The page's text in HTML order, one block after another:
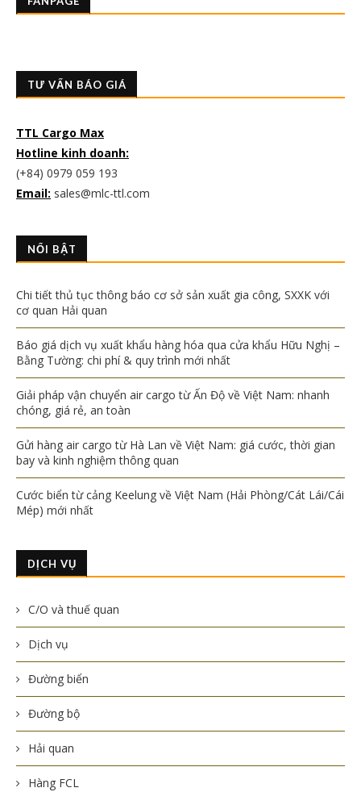
TƯ VẤN BÁO GIÁ
TTL Cargo Max
Hotline kinh doanh:
(+84) 0979 059 193
Email: sales@mlc-ttl.com
NỔI BẬT
Chi tiết thủ tục thông báo cơ sở sản xuất gia công, SXXK với
cơ quan Hải quan
Báo giá dịch vụ xuất khẩu hàng hóa qua cửa khẩu Hữu Nghị –
Bằng Tường: chi phí & quy trình mới nhất
Giải pháp vận chuyển air cargo từ Ấn Độ về Việt Nam: nhanh
chóng, giá rẻ, an toàn
Gửi hàng air cargo từ Hà Lan về Việt Nam: giá cước, thời gian
bay và kinh nghiệm thông quan
Cước biển từ cảng Keelung về Việt Nam (Hải Phòng/Cát Lái/Cái
Mép) mới nhất
DỊCH VỤ
C/O và thuế quan
Dịch vụ
Đường biển
Đường bộ
Hải quan
Hàng FCL